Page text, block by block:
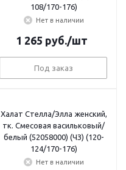
108/170-176)
Нет в наличии
1 265 руб./шт
Под заказ
Халат Стелла/Элла женский,
тк. Смесовая васильковый/
белый (52058000) (ЧЗ) (120-
124/170-176)
Нет в наличии